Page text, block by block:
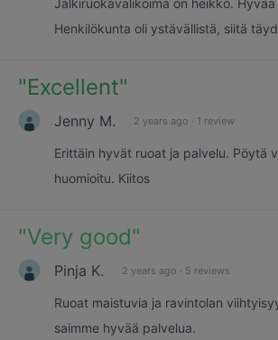
Jälkiruokavalikoima on heikko.
Henkilökunta oli ystävällistä, siitä
"Excellent"
Jenny M. 2 years ago · 1 review
Erittäin hyvät ruoat ja palvelu. Pöytä
huomioitu. Kiitos
"Very good"
Pinja K. 2 years ago · 5 reviews
Ruoat maistuvia ja ravintolan
saimme hyvää palvelua.